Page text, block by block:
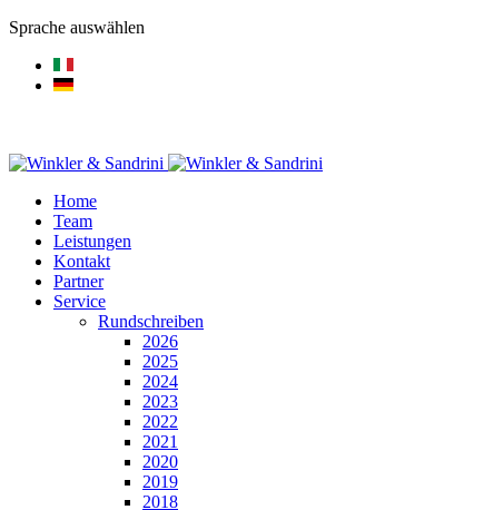
Sprache auswählen
Home
Team
Leistungen
Kontakt
Partner
Service
Rundschreiben
2026
2025
2024
2023
2022
2021
2020
2019
2018